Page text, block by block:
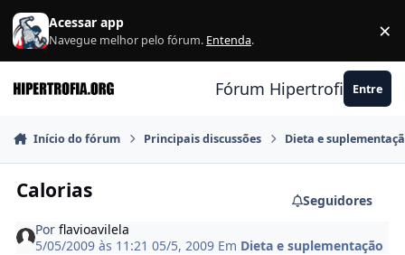
Ir para conteúdo
Acessar app
Navegue melhor pelo fórum. Entenda. ×
Fórum Hipertrofia.org
Entre
Início do fórum Principais discussões Dieta e
Calorias
Seguidores
Porflavioavilela
5/05/2009 às 11:2105/5, 2009 Em Dieta e suplementação